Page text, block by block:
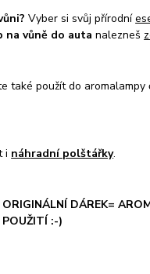
Vyber si svůj přírodní
na vůně do autanalezneš
také použít do aromalampy
i náhradní polštářky.
DÁREK=
:-)